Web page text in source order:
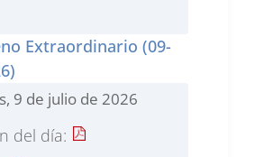
Extraordinario (09-
9 de julio de 2026
del día: